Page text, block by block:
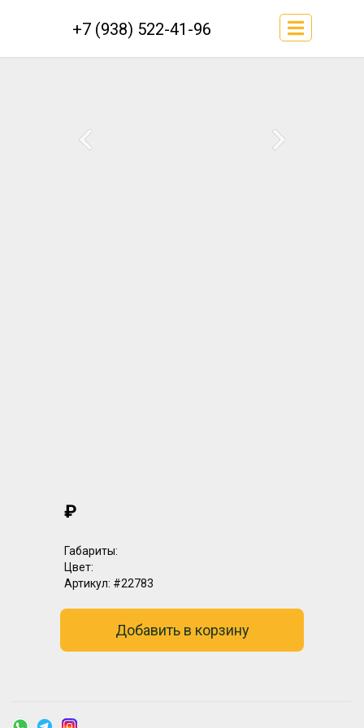
+7 (938) 522-41-96
₽
Габариты:
Цвет:
Артикул: #22783
Добавить в корзину